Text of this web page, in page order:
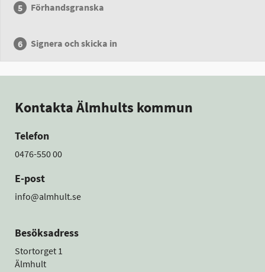
Förhandsgranska
Signera och skicka in
Kontakta Älmhults kommun
Telefon
0476-550 00
E-post
info@almhult.se
Besöksadress
Stortorget 1
Älmhult